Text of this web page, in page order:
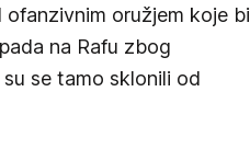
ofanzivnim oružjem koje bi
na Rafu zbog
se tamo sklonili od